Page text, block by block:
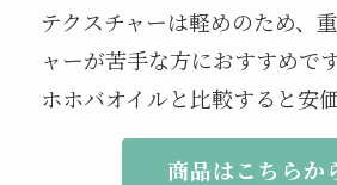
テクスチャーは軽めのため、
ャーが苦手な方におすすめで
ホホバオイルと比較すると安価
商品はこちらか